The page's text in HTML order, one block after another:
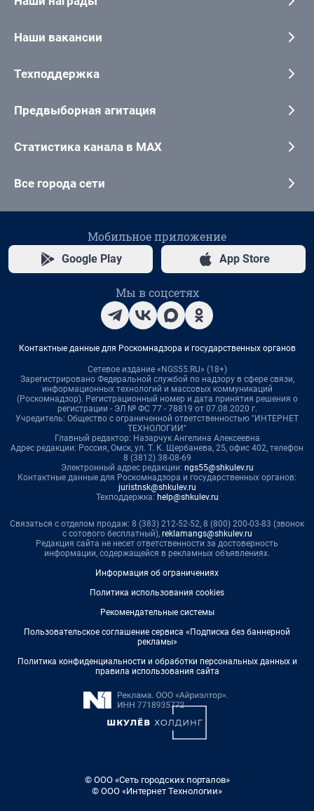
Наши вакансии
Техподдержка
Предвыборная агитация
Статистика канала в MAX
Все города сети
Мобильное приложение
Google Play App Store
Мы в соцсетях
Контактные данные для Роскомнадзора и государственных органов
Сетевое издание «NGS55.RU» (18+)
Зарегистрировано Федеральной службой по надзору в сфере связи,
информационных технологий и массовых коммуникаций
(Роскомнадзор). Регистрационный номер и дата принятия решения о
регистрации - ЭЛ № ФС 77 - 78819 от 07.08.2020 г.
Учредитель: Общество с ограниченной ответственностью "ИНТЕРНЕТ
ТЕХНОЛОГИИ"
Главный редактор: Назарчук Ангелина Алексеевна
Адрес редакции: Россия, Омск, ул. Т. К. Щербанева, 25, офис 402, телефон
8 (3812) 38-08-69
Электронный адрес редакции: ngs55@shkulev.ru
Контактные данные для Роскомнадзора и государственных органов:
juristnsk@shkulev.ru
Техподдержка: help@shkulev.ru
Связаться с отделом продаж: 8 (383) 212-52-52, 8 (800) 200-03-83 (звонок
с сотового бесплатный), reklamangs@shkulev.ru
Редакция сайта не несет ответственности за достоверность
информации, содержащейся в рекламных объявлениях.
Информация об ограничениях
Политика использования cookies
Рекомендательные системы
Пользовательское соглашение сервиса «Подписка без баннерной
рекламы»
Политика конфиденциальности и обработки персональных данных и
правила использования сайта
© ООО «Сеть городских порталов»
© ООО «Интернет Технологии»